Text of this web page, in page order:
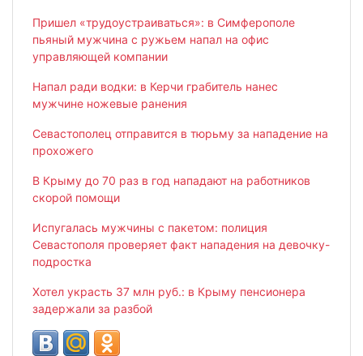
Пришел «трудоустраиваться»: в Симферополе
пьяный мужчина с ружьем напал на офис
управляющей компании
Напал ради водки: в Керчи грабитель нанес
мужчине ножевые ранения
Севастополец отправится в тюрьму за нападение на
прохожего
В Крыму до 70 раз в год нападают на работников
скорой помощи
Испугалась мужчины с пакетом: полиция
Севастополя проверяет факт нападения на девочку-
подростка
Хотел украсть 37 млн руб.: в Крыму пенсионера
задержали за разбой